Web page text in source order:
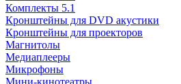
Комплекты 5.1
Кронштейны для DVD акустики
Кронштейны для проекторов
Магнитолы
Медиаплееры
Микрофоны
Мини-кинотеатры